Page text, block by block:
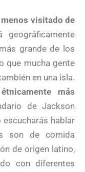
visitado de
geográficamente
grande de los
que mucha gente
en una isla.
más
de Jackson
hablar
son de comida
de origen latino,
con diferentes